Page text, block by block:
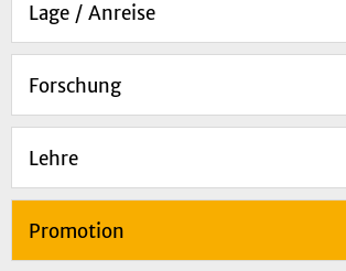
Lage / Anreise
Forschung
Lehre
Promotion